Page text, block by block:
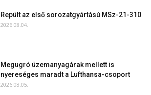
Repült az első sorozatgyártású MSz-21-310
2026.08.04.
Megugró üzemanyagárak mellett is
nyereséges maradt a Lufthansa-csoport
2026.08.05.